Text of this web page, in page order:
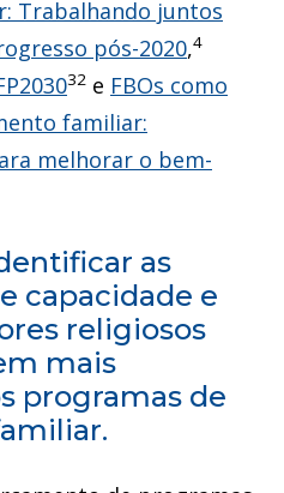
Trabalhando juntos
pós-2020,4
32 e FBOs como
familiar:
melhorar o bem-
as
capacidade e
religiosos
mais
programas de